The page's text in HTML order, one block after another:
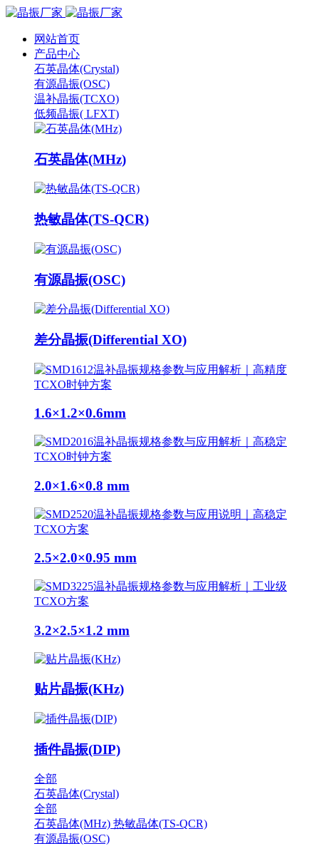
网站首页
产品中心
石英晶体(Crystal)
有源晶振(OSC)
温补晶振(TCXO)
低频晶振( LFXT)
石英晶体(MHz)
热敏晶体(TS-QCR)
有源晶振(OSC)
差分晶振(Differential XO)
1.6×1.2×0.6mm
2.0×1.6×0.8 mm
2.5×2.0×0.95 mm
3.2×2.5×1.2 mm
贴片晶振(KHz)
插件晶振(DIP)
全部
石英晶体(Crystal)
全部
石英晶体(MHz) 热敏晶体(TS-QCR)
有源晶振(OSC)